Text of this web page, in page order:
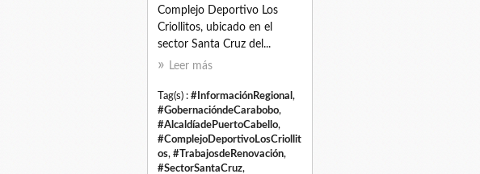
Complejo Deportivo Los
Criollitos, ubicado en el
sector Santa Cruz del...
Leer más
Tag(s) : #InformaciónRegional ,
#GobernacióndeCarabobo,
#AlcaldíadePuertoCabello,
#ComplejoDeportivoLosCriollit
os, #TrabajosdeRenovación,
#SectorSantaCruz,